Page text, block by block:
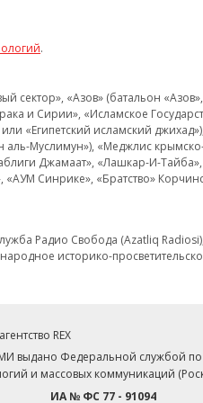
.
«Азов» (батальон «Азов»,
и Сирии», «Исламское
«Египетский исламский
Муслимун»), «Меджлис крымско-
Джамаат», «Лашкар-И-
Синрике», «Братство»
Радио Свобода (Azatliq
историко-
REX
выдано Федеральной службой
и массовых коммуникаций
ИА № ФС 77 - 91094